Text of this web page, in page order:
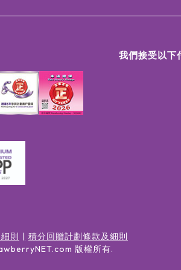
我們接受以下
則
積分回贈計劃條款及細則
版權所有.